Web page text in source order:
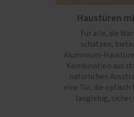
Haustüren
Für alle, die
schätzen,
Aluminium-
Kombination aus
natürlichen
eine Tür, die
langlebig,